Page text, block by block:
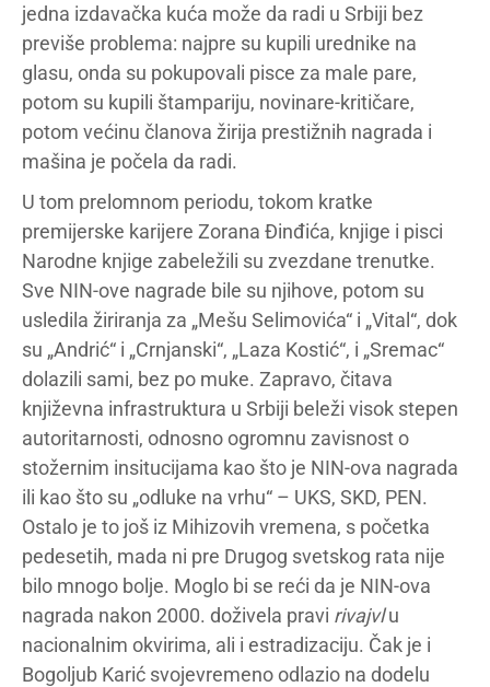
jedna izdavačka kuća može da radi u Srbiji bez
previše problema: najpre su kupili urednike na
glasu, onda su pokupovali pisce za male pare,
potom su kupili štampariju, novinare-kritičare,
potom većinu članova žirija prestižnih nagrada i
mašina je počela da radi.
U tom prelomnom periodu, tokom kratke
premijerske karijere Zorana Đinđića, knjige i pisci
Narodne knjige zabeležili su zvezdane trenutke.
Sve NIN-ove nagrade bile su njihove, potom su
usledila žiriranja za „Mešu Selimovića“ i „Vital“, dok
su „Andrić“ i „Crnjanski“, „Laza Kostić“, i „Sremac“
dolazili sami, bez po muke. Zapravo, čitava
književna infrastruktura u Srbiji beleži visok stepen
autoritarnosti, odnosno ogromnu zavisnost o
stožernim insitucijama kao što je NIN-ova nagrada
ili kao što su „odluke na vrhu“ – UKS, SKD, PEN.
Ostalo je to još iz Mihizovih vremena, s početka
pedesetih, mada ni pre Drugog svetskog rata nije
bilo mnogo bolje. Moglo bi se reći da je NIN-ova
nagrada nakon 2000. doživela pravi rivajvlu
nacionalnim okvirima, ali i estradizaciju. Čak je i
Bogoljub Karić svojevremeno odlazio na dodelu